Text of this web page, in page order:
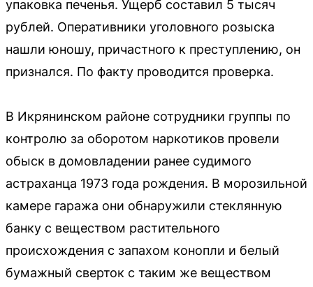
упаковка печенья. Ущерб составил 5 тысяч
рублей. Оперативники уголовного розыска
нашли юношу, причастного к преступлению, он
признался. По факту проводится проверка.
В Икрянинском районе сотрудники группы по
контролю за оборотом наркотиков провели
обыск в домовладении ранее судимого
астраханца 1973 года рождения. В морозильной
камере гаража они обнаружили стеклянную
банку с веществом растительного
происхождения с запахом конопли и белый
бумажный сверток с таким же веществом